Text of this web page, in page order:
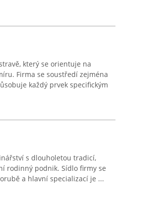
který se orientuje na
Firma se soustředí zejména
každý prvek specifickým
s dlouholetou tradicí,
rodinný podnik. Sídlo firmy se
a hlavní specializací je ...